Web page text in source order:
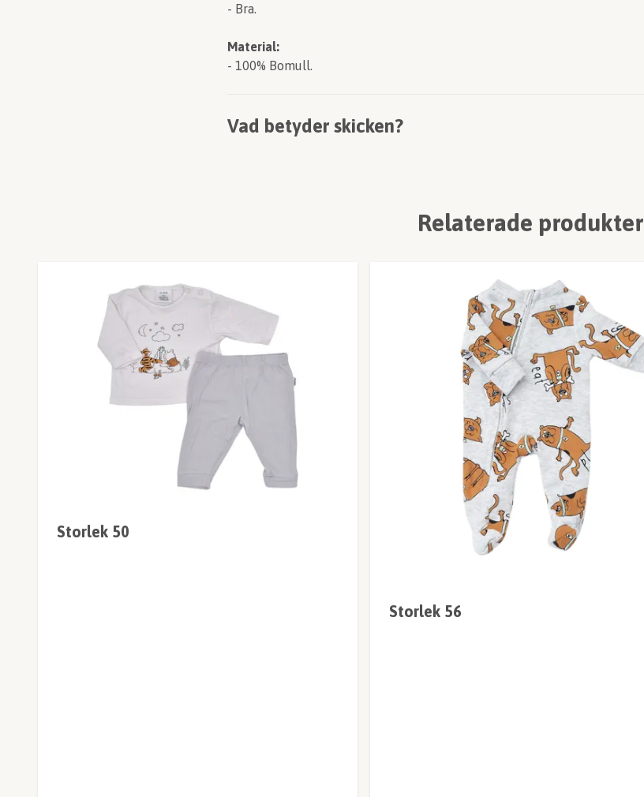
- Bra.
Material:
- 100% Bomull.
Vad betyder skicken?
Relaterade produkter
Storlek 50
Storlek 56